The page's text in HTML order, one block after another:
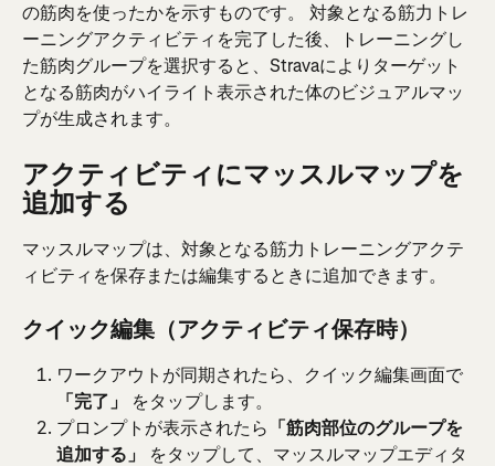
の筋肉を使ったかを示すものです。 対象となる筋力トレ
ーニングアクティビティを完了した後、トレーニングし
た筋肉グループを選択すると、Stravaによりターゲット
となる筋肉がハイライト表示された体のビジュアルマッ
プが生成されます。
アクティビティにマッスルマップを
追加する
マッスルマップは、対象となる筋力トレーニングアクテ
ィビティを保存または編集するときに追加できます。
クイック編集（アクティビティ保存時）
ワークアウトが同期されたら、クイック編集画面で
「完了」
をタップします。
プロンプトが表示されたら 「筋肉部位のグループを
追加する」
をタップして、マッスルマップエディタ